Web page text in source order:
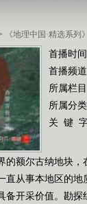
《地理中国·精选系列》
首播时
首播频道
所属栏目
所属分
关 键 字
的额尔古纳地块
直从事本地区的
备开采价值。勘